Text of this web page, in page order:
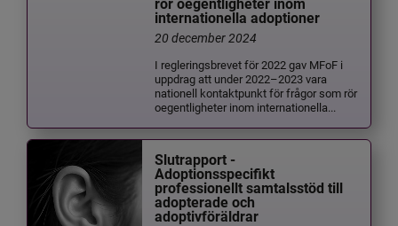
rör oegentligheter inom
internationella adoptioner
20 december 2024
I regleringsbrevet för 2022 gav MFoF i
uppdrag att under 2022–2023 vara
nationell kontaktpunkt för frågor som rör
oegentligheter inom internationella...
Slutrapport -
Adoptionsspecifikt
professionellt samtalsstöd till
adopterade och
adoptivföräldrar